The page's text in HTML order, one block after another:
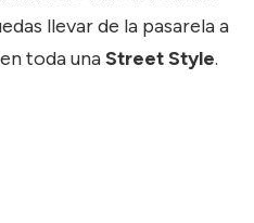
llevar de la pasarela a
toda unaStreet Style.